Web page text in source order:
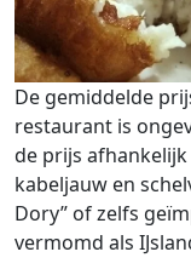
De gemiddelde
restaurant is
de prijs
kabeljauw en
Dory” of zelfs
vermomd als